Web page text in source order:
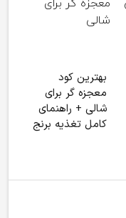
بهترین کود
معجزه گر برای
شالی + راهنمای
کامل تغذیه برنج